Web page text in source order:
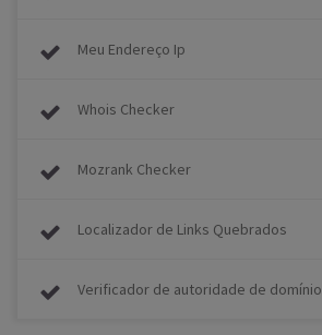
Meu Endereço Ip
Whois Checker
Mozrank Checker
Localizador de Links Quebrados
Verificador de autoridade de domínio